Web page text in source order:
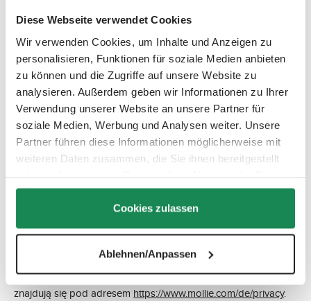
Diese Webseite verwendet Cookies
Wir verwenden Cookies, um Inhalte und Anzeigen zu
personalisieren, Funktionen für soziale Medien anbieten
zu können und die Zugriffe auf unsere Website zu
analysieren. Außerdem geben wir Informationen zu Ihrer
Verwendung unserer Website an unsere Partner für
soziale Medien, Werbung und Analysen weiter. Unsere
Partner führen diese Informationen möglicherweise mit
weiteren Daten zusammen, die Sie ihnen bereitgestellt
gesammelt haben.
Cookies zulassen
Ablehnen/Anpassen
Przetwarzanie danych przy korzystaniu ze sklepu
internetowego
W przypadku składania zamówienia w naszym sklepie
internetowym zawarcie umowy wymaga podania danych
osobowych niezbędnych do realizacji zamówienia. Dane
obowiązkowe są odpowiednio oznaczone, pozostałe
informacje są dobrowolne. Dane płatnicze mogą Państwo
przekazać bezpośrednio naszemu dostawcy usług płatniczych
lub zostaną one przekazane do naszego banku. Podstawą
Jeżeli wybiorą Państwo realizację płatności przez Mollie B.V.,
Keizersgracht 313, 1016 EE Amsterdam, Niderlandy,
przekażemy w tym celu dane podane w procesie zamówienia
(imię i nazwisko, adres, IBAN, BIC, kwotę faktury, walutę i
numer transakcji). Szczegóły dotyczące ochrony danych
znajdują się pod adresem https://www.mollie.com/de/privacy.